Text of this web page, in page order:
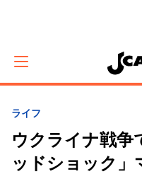
ライフ
ウクライナ戦
ッドショック